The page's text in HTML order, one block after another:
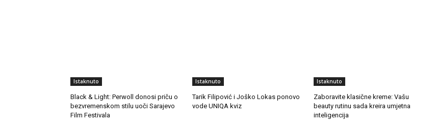
Istaknuto
Black & Light: Perwoll donosi priču o
bezvremenskom stilu uoči Sarajevo
Film Festivala
Istaknuto
Tarik Filipović i Joško Lokas ponovo
vode UNIQA kviz
Istaknuto
Zaboravite klasične kreme: Vašu
beauty rutinu sada kreira umjetna
inteligencija